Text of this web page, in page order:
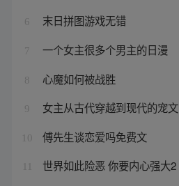
6 末日拼图游戏无错
7 一个女主很多个男主的日漫
8 心魔如何被战胜
9 女主从古代穿越到现代的宠文
10 傅先生谈恋爱吗免费文
世界如此险恶 你要内心强大2